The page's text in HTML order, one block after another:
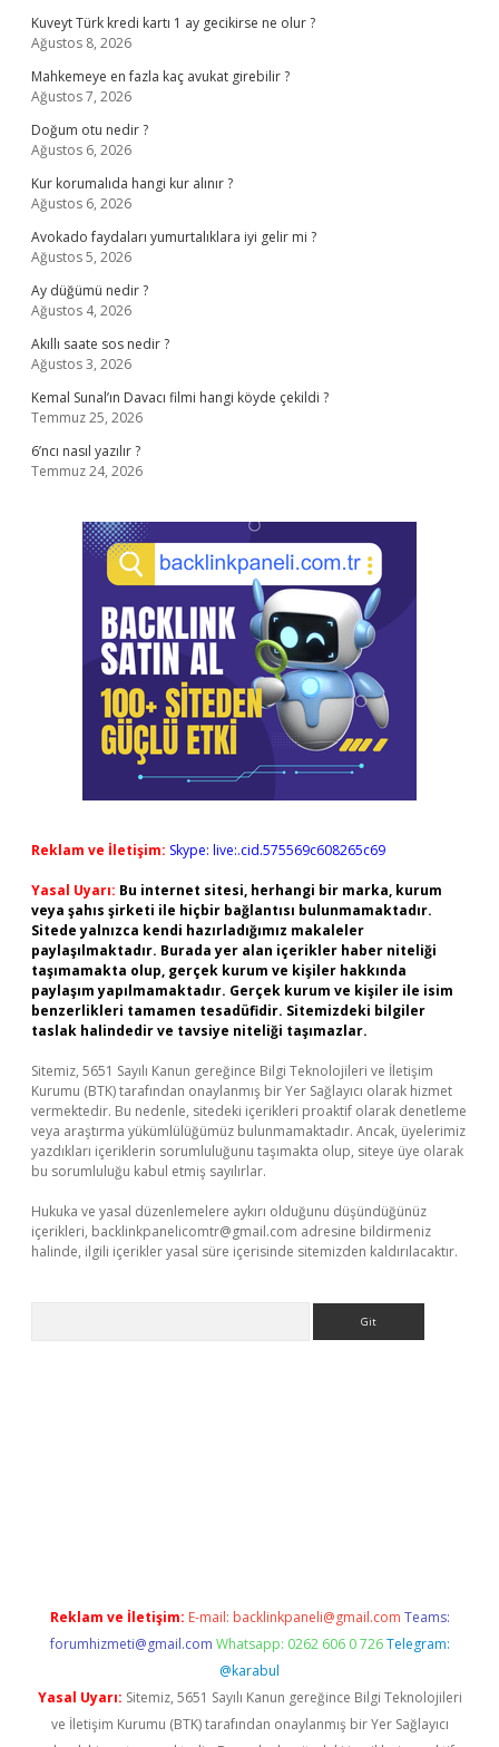
Kuveyt Türk kredi kartı 1 ay gecikirse ne olur ?
Ağustos 8, 2026
Mahkemeye en fazla kaç avukat girebilir ?
Ağustos 7, 2026
Doğum otu nedir ?
Ağustos 6, 2026
Kur korumalıda hangi kur alınır ?
Ağustos 6, 2026
Avokado faydaları yumurtalıklara iyi gelir mi ?
Ağustos 5, 2026
Ay düğümü nedir ?
Ağustos 4, 2026
Akıllı saate sos nedir ?
Ağustos 3, 2026
Kemal Sunal’ın Davacı filmi hangi köyde çekildi ?
Temmuz 25, 2026
6’ncı nasıl yazılır ?
Temmuz 24, 2026
Reklam ve İletişim: Skype: live:.cid.575569c608265c69
Yasal Uyarı: Bu internet sitesi, herhangi bir marka, kurum
veya şahıs şirketi ile hiçbir bağlantısı bulunmamaktadır.
Sitede yalnızca kendi hazırladığımız makaleler
paylaşılmaktadır. Burada yer alan içerikler haber niteliği
taşımamakta olup, gerçek kurum ve kişiler hakkında
paylaşım yapılmamaktadır. Gerçek kurum ve kişiler ile isim
benzerlikleri tamamen tesadüfidir. Sitemizdeki bilgiler
taslak halindedir ve tavsiye niteliği taşımazlar.
Sitemiz, 5651 Sayılı Kanun gereğince Bilgi Teknolojileri ve İletişim
Kurumu (BTK) tarafından onaylanmış bir Yer Sağlayıcı olarak hizmet
vermektedir. Bu nedenle, sitedeki içerikleri proaktif olarak denetleme
veya araştırma yükümlülüğümüz bulunmamaktadır. Ancak, üyelerimiz
yazdıkları içeriklerin sorumluluğunu taşımakta olup, siteye üye olarak
bu sorumluluğu kabul etmiş sayılırlar.
Hukuka ve yasal düzenlemelere aykırı olduğunu düşündüğünüz
içerikleri, backlinkpanelicomtr@gmail.com adresine bildirmeniz
halinde, ilgili içerikler yasal süre içerisinde sitemizden kaldırılacaktır.
Reklam ve İletişim: E-mail: backlinkpaneli@gmail.com Teams:
forumhizmeti@gmail.com Whatsapp: 0262 606 0 726 Telegram:
@karabul
Yasal Uyarı: Sitemiz, 5651 Sayılı Kanun gereğince Bilgi Teknolojileri
ve İletişim Kurumu (BTK) tarafından onaylanmış bir Yer Sağlayıcı